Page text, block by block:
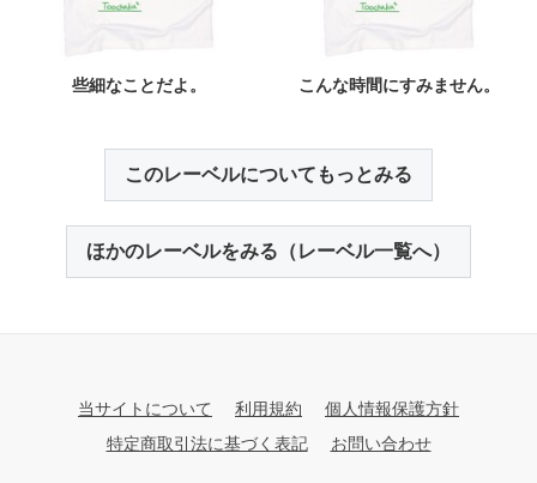
些細なことだよ。 こんな時間にすみません。
このレーベルについてもっとみる
ほかのレーベルをみる（レーベル一覧へ）
当サイトについて 利用規約
個人情報保護方針
特定商取引法に基づく表記
お問い合わせ